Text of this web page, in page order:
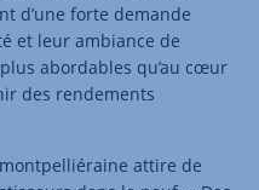
d’une forte demande
et leur ambiance de
abordables qu’au cœur
des rendements
attire de